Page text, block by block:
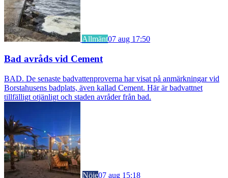
Allmänt07 aug 17:50
Bad avråds vid Cement
BAD. De senaste badvattenproverna har visat på anmärkningar vid
Borstahusens badplats, även kallad Cement. Här är badvattnet
tillfälligt otjänligt och staden avråder från bad.
Nöje07 aug 15:18